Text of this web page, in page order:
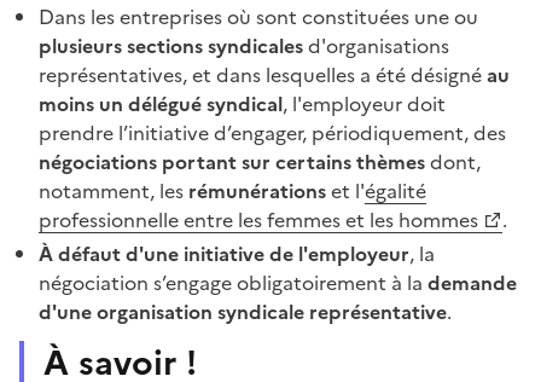
Dans les entreprises où sont constituées une ou
plusieurs sections syndicalesd'organisations
représentatives, et dans lesquelles a été désignéau
moins un délégué syndical, l'employeur doit
prendre l’initiative d’engager, périodiquement, des
négociations portant sur certains thèmesdont,
notamment, les rémunérationset l'égalité
professionnelle entre les femmes et les hommes
.
À défaut d'une initiative de l'employeur, la
négociation s’engage obligatoirement à la demande
d'une organisation syndicale représentative.
À savoir !